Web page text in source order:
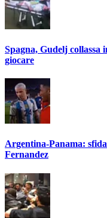
Spagna, Gudelj collassa
giocare
Argentina-Panama:
Fernandez